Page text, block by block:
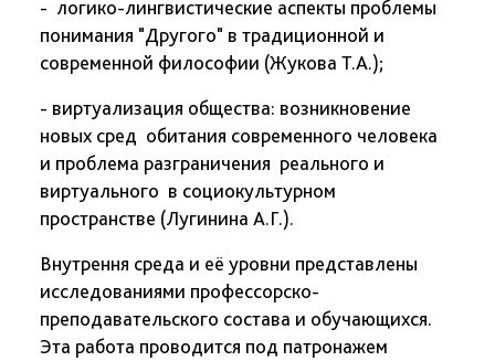
- логико-лингвистические аспекты проблемы
понимания "Другого" в традиционной и
современной философии (Жукова Т.А.);
- виртуализация общества: возникновение
новых сред обитания современного человека
и проблема разграничения реального и
виртуального в социокультурном
пространстве (Лугинина А.Г.).
Внутрення среда и её уровни представлены
исследованиями профессорско-
преподавательского состава и обучающихся.
Эта работа проводится под патронажем